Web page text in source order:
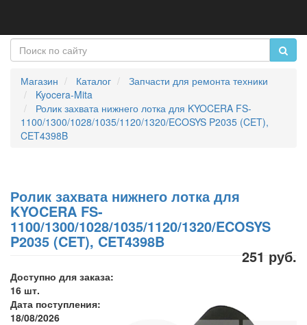
Магазин Каталог
Запчасти для ремонта техники
Kyocera-Mita
Ролик захвата нижнего лотка для KYOCERA FS-
1100/1300/1028/1035/1120/1320/ECOSYS P2035 (CET),
CET4398B
Ролик захвата нижнего лотка для
KYOCERA FS-
1100/1300/1028/1035/1120/1320/ECOSYS
P2035 (CET), CET4398B
251 руб.
Доступно для заказа:
16 шт.
Дата поступления:
18/08/2026